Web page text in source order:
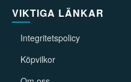
VIKTIGA LÄNKAR
Integritetspolicy
Köpvilkor